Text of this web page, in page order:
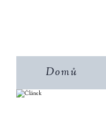
Domů